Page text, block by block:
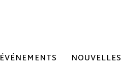
ÉVÉNEMENTS NOUVELLES